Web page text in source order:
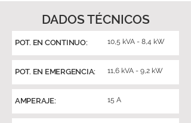
DADOS TÉCNICOS
POT. EN CONTINUO: 10,5 kVA - 8,4 kW
POT. EN EMERGENCIA: 11,6 kVA - 9,2 kW
AMPERAJE: 15 A